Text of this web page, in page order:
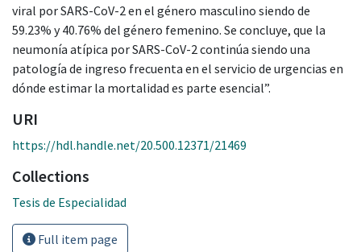
viral por SARS-CoV-2 en el género masculino siendo de
59.23% y 40.76% del género femenino. Se concluye, que la
neumonía atípica por SARS-CoV-2 continúa siendo una
patología de ingreso frecuenta en el servicio de urgencias en
dónde estimar la mortalidad es parte esencial”.
URI
https://hdl.handle.net/20.500.12371/21469
Collections
Tesis de Especialidad
Full item page